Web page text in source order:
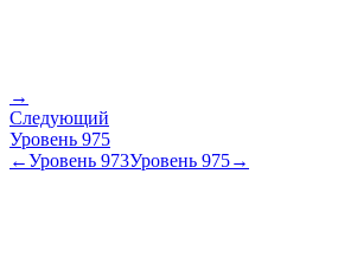
→
Следующий
Уровень 975
←Уровень 973Уровень 975→